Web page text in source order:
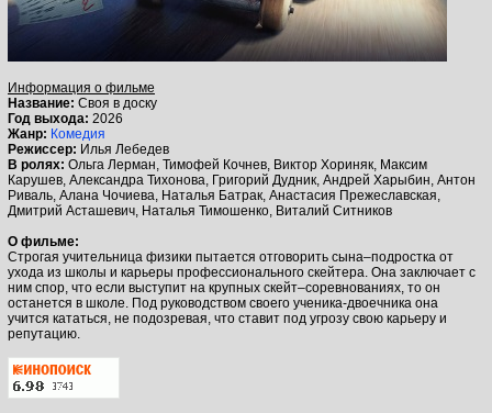
Информация о фильме
Название: Своя в доску
Год выхода: 2026
Жанр: Комедия
Режиссер: Илья Лебедев
В ролях: Ольга Лерман, Тимофей Кочнев, Виктор Хориняк, Максим
Карушев, Александра Тихонова, Григорий Дудник, Андрей Харыбин, Антон
Риваль, Алана Чочиева, Наталья Батрак, Анастасия Прежеславская,
Дмитрий Асташевич, Наталья Тимошенко, Виталий Ситников
О фильме:
Строгая учительница физики пытается отговорить сына–подростка от
ухода из школы и карьеры профессионального скейтера. Она заключает с
ним спор, что если выступит на крупных скейт–соревнованиях, то он
останется в школе. Под руководством своего ученика-двоечника она
учится кататься, не подозревая, что ставит под угрозу свою карьеру и
репутацию.